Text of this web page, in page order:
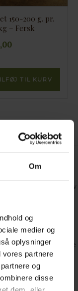
Om
og
medier og
oplysninger
vores partnere
og
disse
150-200 g. pr.
– Fersk
TIL KURV
tilberedning af
på 300g+ og lav
grøntsager, ost
og fest.
til en lækker kyllinge